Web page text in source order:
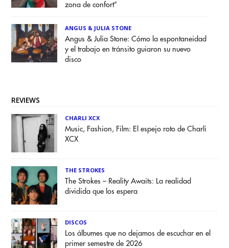
zona de confort”
ANGUS & JULIA STONE
Angus & Julia Stone: Cómo la espontaneidad
y el trabajo en tránsito guiaron su nuevo
disco
REVIEWS
CHARLI XCX
Music, Fashion, Film: El espejo roto de Charli
XCX
THE STROKES
The Strokes – Reality Awaits: La realidad
dividida que los espera
DISCOS
Los álbumes que no dejamos de escuchar en el
primer semestre de 2026